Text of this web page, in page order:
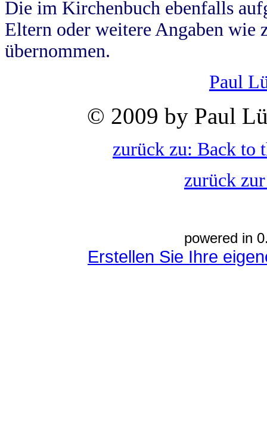
Die im Kirchenbuch ebenfalls
Eltern oder weitere Angaben wie
übernommen.
Paul
© 2009 by Paul
zurück zu: Back to
zurück
powered in
Erstellen Sie Ihre